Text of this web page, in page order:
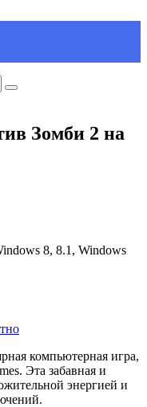
Зомби 2 на
8, 8.1, Windows
компьютерная игра,
Эта забавная и
энергией и